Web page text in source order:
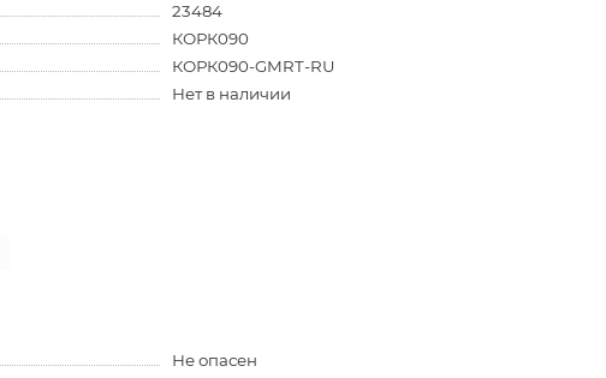
23484
КОРК090
КОРК090-GMRT-RU
Нет в наличии
Не опасен